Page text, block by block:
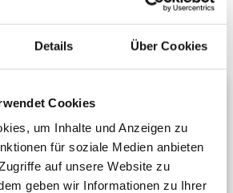
Details Über Cookies
Cookies
um Inhalte und Anzeigen zu
für soziale Medien anbieten
auf unsere Website zu
geben wir Informationen zu Ihrer
an Gurken
„Tanja“
„Corentine“